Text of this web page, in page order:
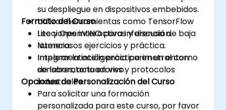
su despliegue en dispositivos embebidos.
Utilizar herramientas como TensorFlow
Lite y OpenVINO para inferencia de baja
latencia.
Integrar la inteligencia perimetral con
sensores, actuadores y protocolos
industriales.
Formato del Curso
Lecciones interactivas y discusión.
Numerosos ejercicios y práctica.
Implementación práctica en un entorno
de laboratorio en vivo.
Opciones de Personalización del Curso
Para solicitar una formación
personalizada para este curso, por favor